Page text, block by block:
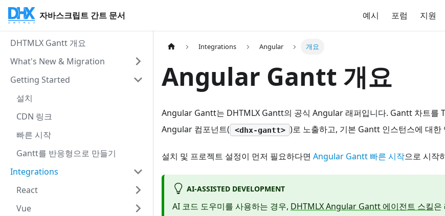
자바스크립트 간트 문서 예시 포럼 지원
DHTMLX Gantt 개요
What's New & Migration
Getting Started
설치
CDN 링크
빠른 시작
Gantt를 반응형으로 만들기
Integrations
React
Vue
Integrations Angular 개요
Angular Gantt 개요
Angular Gantt는 DHTMLX Gantt의 공식 Angular 래퍼입니다. Gantt 차트를
Angular 컴포넌트(
<dhx-gantt> )로 노출하고, 기본 Gantt 인스턴스에 대한
설치 및 프로젝트 설정이 먼저 필요하다면 Angular Gantt 빠른 시작으로 시작
AI-ASSISTED DEVELOPMENT
AI 코드 도우미를 사용하는 경우, DHTMLX Angular Gantt 에이전트 스킬은